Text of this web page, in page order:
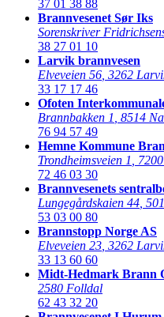
37 01 38 88
Brannvesenet Sør Iks
Sorenskriver
38 27 01 10
Larvik brannvesen
Elveveien 56 3262
33 17 17 46
Ofoten
Brannbakken 1 8514
76 94 57 49
Hemne Kommune
Trondheimsveien 1
72 46 03 30
Brannvesenets
Lungegårdskaien 44
53 03 00 80
Brannstopp Norge AS
Elveveien 23 3262
33 13 60 60
Midt-Hedmark Brann
2580 Folldal
62 43 32 20